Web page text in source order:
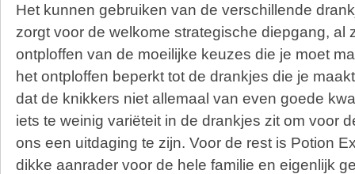
Het kunnen gebruiken van de verschillende
zorgt voor de welkome strategische diepgang, al
ontploffen van de moeilijke keuzes die je moet
het ontploffen beperkt tot de drankjes die je
dat de knikkers niet allemaal van even goede
iets te weinig variëteit in de drankjes zit om voor
ons een uitdaging te zijn. Voor de rest is Potion
dikke aanrader voor de hele familie en eigenlijk